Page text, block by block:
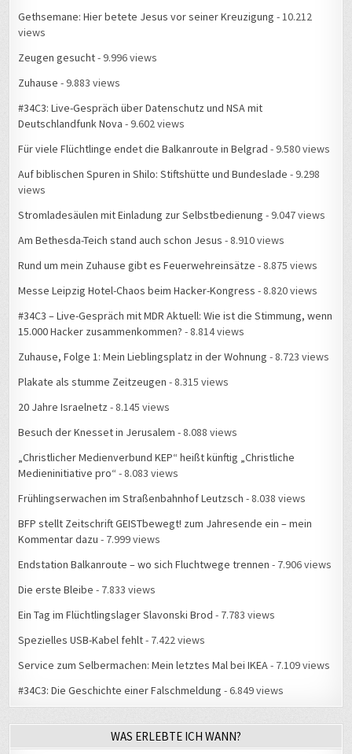
Gethsemane: Hier betete Jesus vor seiner Kreuzigung - 10.212
views
Zeugen gesucht- 9.996 views
Zuhause - 9.883 views
#34C3: Live-Gespräch über Datenschutz und NSA mit
Deutschlandfunk Nova - 9.602 views
Für viele Flüchtlinge endet die Balkanroute in Belgrad - 9.580 views
Auf biblischen Spuren in Shilo: Stiftshütte und Bundeslade - 9.298
views
Stromladesäulen mit Einladung zur Selbstbedienung - 9.047 views
Am Bethesda-Teich stand auch schon Jesus - 8.910 views
Rund um mein Zuhause gibt es Feuerwehreinsätze - 8.875 views
Messe Leipzig Hotel-Chaos beim Hacker-Kongress - 8.820 views
#34C3 – Live-Gespräch mit MDR Aktuell: Wie ist die Stimmung, wenn
15.000 Hacker zusammenkommen? - 8.814 views
Zuhause, Folge 1: Mein Lieblingsplatz in der Wohnung - 8.723 views
Plakate als stumme Zeitzeugen - 8.315 views
20 Jahre Israelnetz - 8.145 views
Besuch der Knesset in Jerusalem - 8.088 views
„Christlicher Medienverbund KEP“ heißt künftig „Christliche
Medieninitiative pro“ - 8.083 views
Frühlingserwachen im Straßenbahnhof Leutzsch - 8.038 views
BFP stellt Zeitschrift GEISTbewegt! zum Jahresende ein – mein
Kommentar dazu - 7.999 views
Endstation Balkanroute – wo sich Fluchtwege trennen - 7.906 views
Die erste Bleibe - 7.833 views
Ein Tag im Flüchtlingslager Slavonski Brod - 7.783 views
Spezielles USB-Kabel fehlt- 7.422 views
Service zum Selbermachen: Mein letztes Mal bei IKEA- 7.109 views
#34C3: Die Geschichte einer Falschmeldung - 6.849 views
WAS ERLEBTE ICH WANN?